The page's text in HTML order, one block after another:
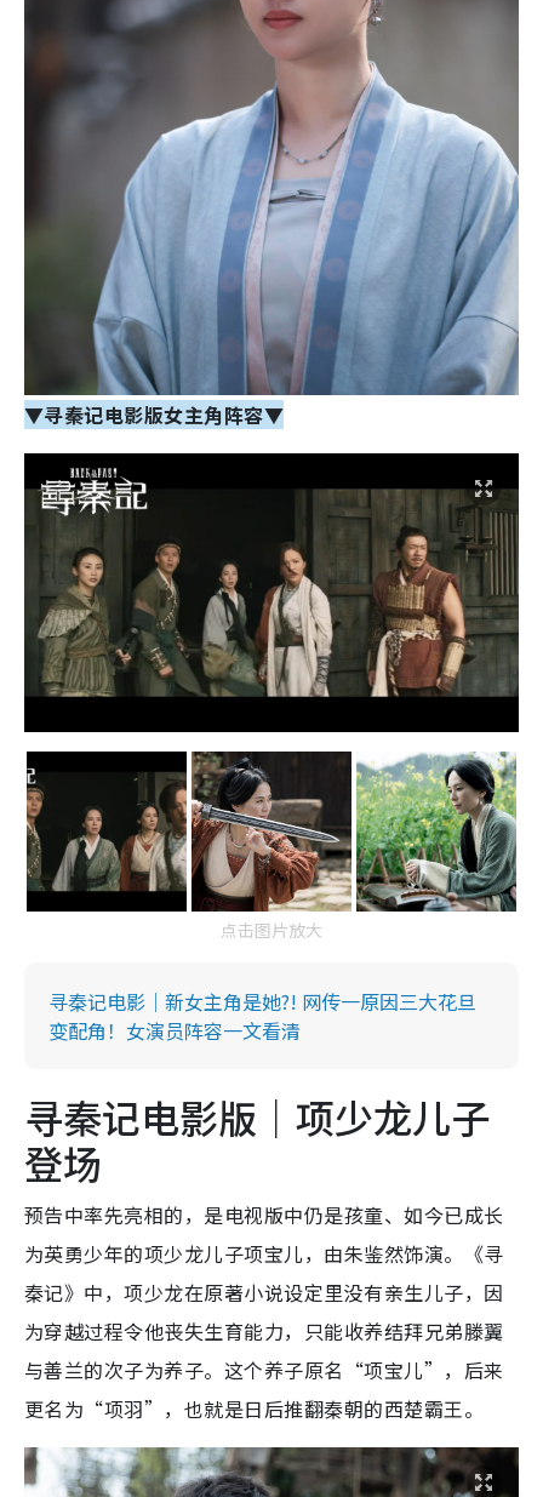
▼寻秦记电影版女主角阵容▼
点击图片放大
寻秦记电影｜新女主角是她?! 网传一原因三大花旦
变配角！女演员阵容一文看清
寻秦记电影版｜项少龙儿子
登场
预告中率先亮相的，是电视版中仍是孩童、如今已成长
为英勇少年的项少龙儿子项宝儿，由朱鉴然饰演。《寻
秦记》中，项少龙在原著小说设定里没有亲生儿子，因
为穿越过程令他丧失生育能力，只能收养结拜兄弟滕翼
与善兰的次子为养子。​这个养子原名“项宝儿”，后来
更名为“项羽”，也就是日后推翻秦朝的西楚霸王。​